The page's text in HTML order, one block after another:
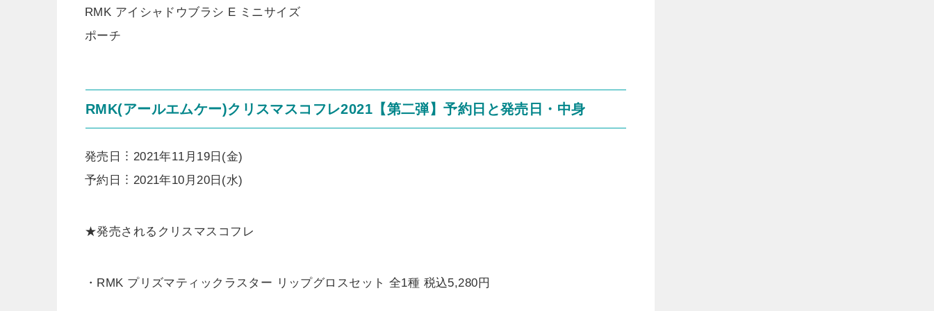
RMK アイシャドウブラシ E ミニサイズ
ポーチ
RMK(アールエムケー)クリスマスコフレ2021【第二弾】予約日と発売日・中身
発売日︙2021年11月19日(金)
予約日︙2021年10月20日(水)
★発売されるクリスマスコフレ
・RMK プリズマティックラスター リップグロスセット 全1種 税込5,280円